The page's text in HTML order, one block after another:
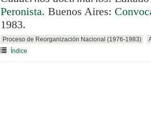
Peronista. Buenos Aires:
1983.
Proceso de Reorganización Nacional (1976-1983)
Índice